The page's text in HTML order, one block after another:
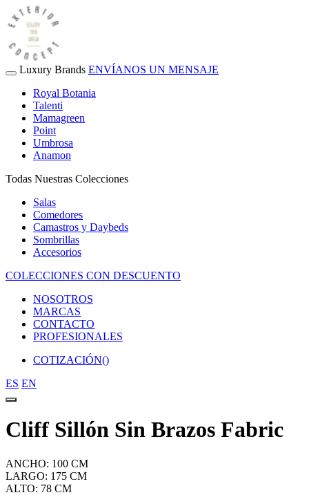
Luxury Brands ENVÍANOS UN MENSAJE
Royal Botania
Talenti
Mamagreen
Point
Umbrosa
Anamon
Todas Nuestras Colecciones
Salas
Comedores
Camastros y Daybeds
Sombrillas
Accesorios
COLECCIONES CON DESCUENTO
NOSOTROS
MARCAS
CONTACTO
PROFESIONALES
COTIZACIÓN()
ES EN
Cliff Sillón Sin Brazos Fabric
ANCHO: 100 CM
LARGO: 175 CM
ALTO: 78 CM